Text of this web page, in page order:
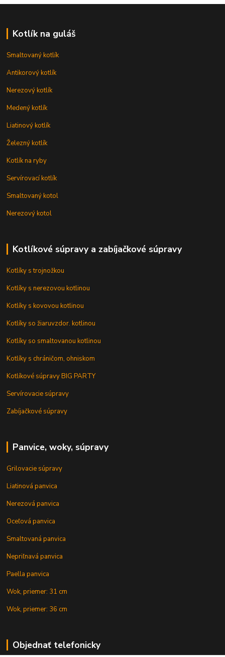
Kotlík na guláš
Smaltovaný kotlík
Antikorový kotlík
Nerezový kotlík
Medený kotlík
Liatinový kotlík
Železný kotlík
Kotlík na ryby
Servírovací kotlík
Smaltovaný kotol
Nerezový kotol
Kotlíkové súpravy a zabíjačkové súpravy
Kotlíky s trojnožkou
Kotlíky s nerezovou kotlinou
Kotlíky s kovovou kotlinou
Kotlíky so žiaruvzdor. kotlinou
Kotlíky so smaltovanou kotlinou
Kotlíky s chráničom, ohniskom
Kotlíkové súpravy BIG PARTY
Servírovacie súpravy
Zabíjačkové súpravy
Panvice, woky, súpravy
Grilovacie súpravy
Liatinová panvica
Nerezová panvica
Oceľová panvica
Smaltovaná panvica
Nepriľnavá panvica
Paella panvica
Wok, priemer: 31 cm
Wok, priemer: 36 cm
Objednať telefonicky